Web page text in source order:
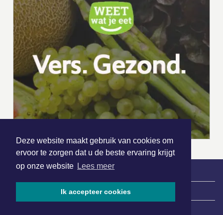
Deze website maakt gebruik van cookies om
ervoor te zorgen dat u de beste ervaring krijgt
op onze website Lees meer
Ik accepteer cookies
| Nieuws | Sport | Evenementen